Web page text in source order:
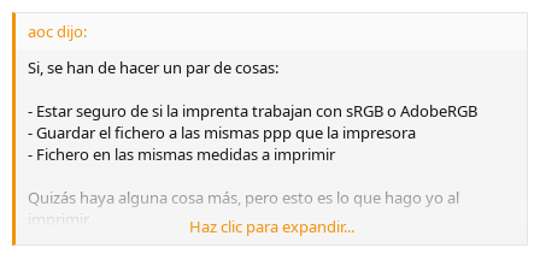
aoc dijo:
Si, se han de hacer un par de cosas:
- Estar seguro de si la imprenta trabajan con sRGB o AdobeRGB
- Guardar el fichero a las mismas ppp que la impresora
- Fichero en las mismas medidas a imprimir
Quizás haya alguna cosa más, pero esto es lo que hago yo al
imprimir.
No obstante siempre hay alguna foto que los colores no acaban de
Haz clic para expandir...